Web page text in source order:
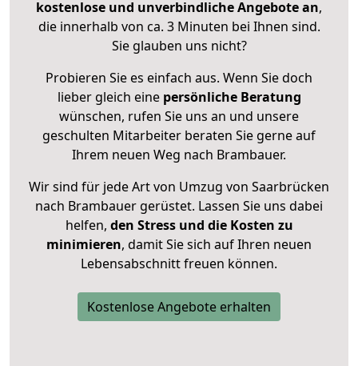
kostenlose und unverbindliche Angebote an,
die innerhalb von ca. 3 Minuten bei Ihnen sind.
Sie glauben uns nicht?
Probieren Sie es einfach aus. Wenn Sie doch
lieber gleich eine persönliche Beratung
wünschen, rufen Sie uns an und unsere
geschulten Mitarbeiter beraten Sie gerne auf
Ihrem neuen Weg nach Brambauer.
Wir sind für jede Art von Umzug von Saarbrücken
nach Brambauer gerüstet. Lassen Sie uns dabei
helfen, den Stress und die Kosten zu
minimieren, damit Sie sich auf Ihren neuen
Lebensabschnitt freuen können.
Kostenlose Angebote erhalten